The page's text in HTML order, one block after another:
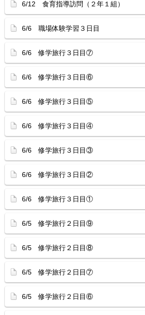
6/12 食育指導訪問（２年１組）
6/6 職場体験学習３日目
6/6 修学旅行３日目⑦
6/6 修学旅行３日目⑥
6/6 修学旅行３日目⑤
6/6 修学旅行３日目④
6/6 修学旅行３日目③
6/6 修学旅行３日目②
6/6 修学旅行３日目①
6/5 修学旅行２日目⑨
6/5 修学旅行２日目⑧
6/5 修学旅行２日目⑦
6/5 修学旅行２日目⑥